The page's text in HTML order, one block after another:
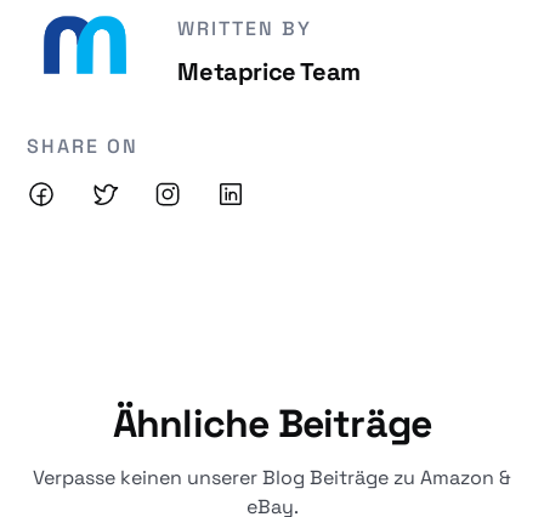
WRITTEN BY
Metaprice Team
SHARE ON
Ähnliche Beiträge
Verpasse keinen unserer Blog Beiträge zu Amazon &
eBay.